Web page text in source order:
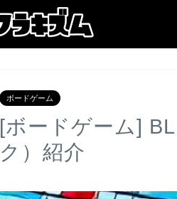
ボードゲーム
[ボードゲーム]
ク）紹介